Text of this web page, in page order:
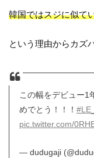
韓国ではスジに似て
という理由からカズ
この幅をデビュー1
めでとう！！！
pic.twitter.com/
— dudugaji